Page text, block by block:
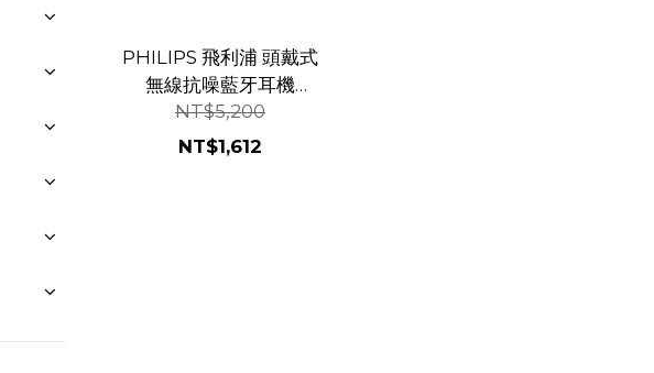
PHILIPS 飛利浦 頭戴式
無線抗噪藍牙耳機
TAPH805【個人衛生用
品，拆封不退貨】
NT$5,200
NT$1,612